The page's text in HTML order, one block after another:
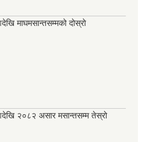
माघमसान्तसम्मको दोस्रो
२०८२ असार मसान्तसम्म तेस्रो